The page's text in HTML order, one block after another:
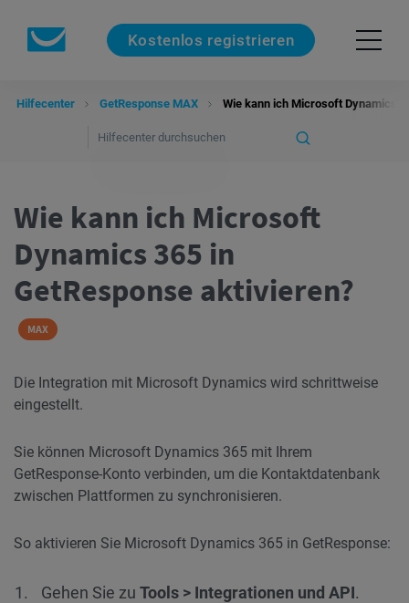
Kostenlos registrieren
Hilfecenter GetResponse MAX Wie kann ich Microsoft Dynamics
Wie kann ich Microsoft
Dynamics 365 in
GetResponse aktivieren?
MAX
Die Integration mit Microsoft Dynamics wird schrittweise
eingestellt.
Sie können Microsoft Dynamics 365 mit Ihrem
GetResponse-Konto verbinden, um die Kontaktdatenbank
zwischen Plattformen zu synchronisieren.
So aktivieren Sie Microsoft Dynamics 365 in GetResponse:
Gehen Sie zu Tools > Integrationen und API.